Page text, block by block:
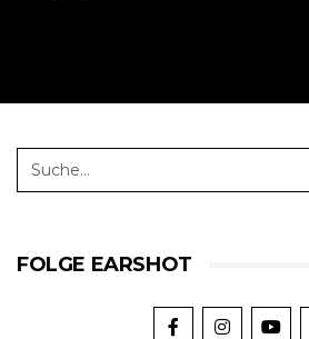
FOLGE EARSHOT